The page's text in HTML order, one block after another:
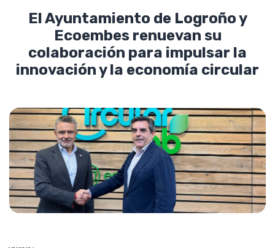
El Ayuntamiento de Logroño y
Ecoembes renuevan su
colaboración para impulsar la
innovación y la economía circular